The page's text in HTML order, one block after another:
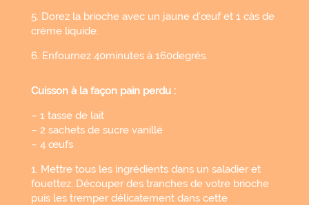
5. Dorez la brioche avec un jaune d’œuf et 1 càs de
crème liquide.
6. Enfournez 40minutes à 160degrés.
Cuisson à la façon pain perdu :
– 1 tasse de lait
– 2 sachets de sucre vanillé
– 4 œufs
1. Mettre tous les ingrédients dans un saladier et
fouettez. Découper des tranches de votre brioche
puis les tremper délicatement dans cette